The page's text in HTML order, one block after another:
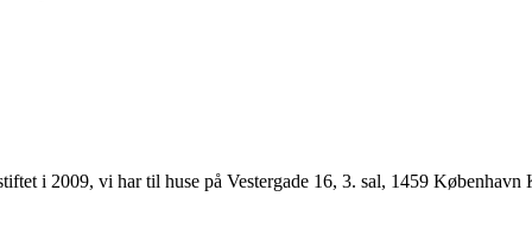
i 2009, vi har til huse på Vestergade 16, 3. sal, 1459 København